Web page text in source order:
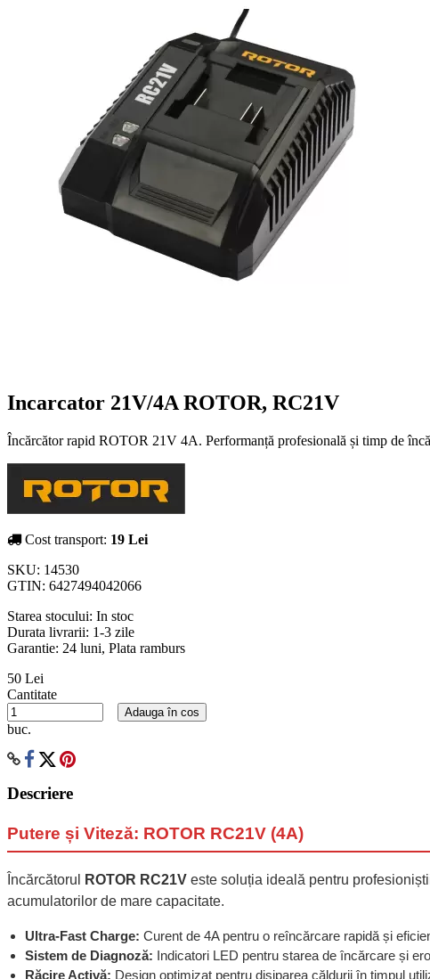
Incarcator 21V/4A ROTOR, RC21V
Încărcător rapid ROTOR 21V 4A. Performanță profesională și timp de
Cost transport: 19 Lei
SKU: 14530
GTIN: 6427494042066
Starea stocului: In stoc
Durata livrarii: 1-3 zile
Garantie: 24 luni, Plata ramburs
50 Lei
Cantitate
buc.
Adauga în cos
Descriere
Putere și Viteză: ROTOR RC21V (4A)
Încărcătorul ROTOR RC21V este soluția ideală pentru
acumulatorilor de mare capacitate.
Ultra-Fast Charge: Curent de 4A pentru o reîncărcare rapidă și
Sistem de Diagnoză: Indicatori LED pentru starea de încărcare și
Răcire Activă: Design optimizat pentru disiparea căldurii în timpul